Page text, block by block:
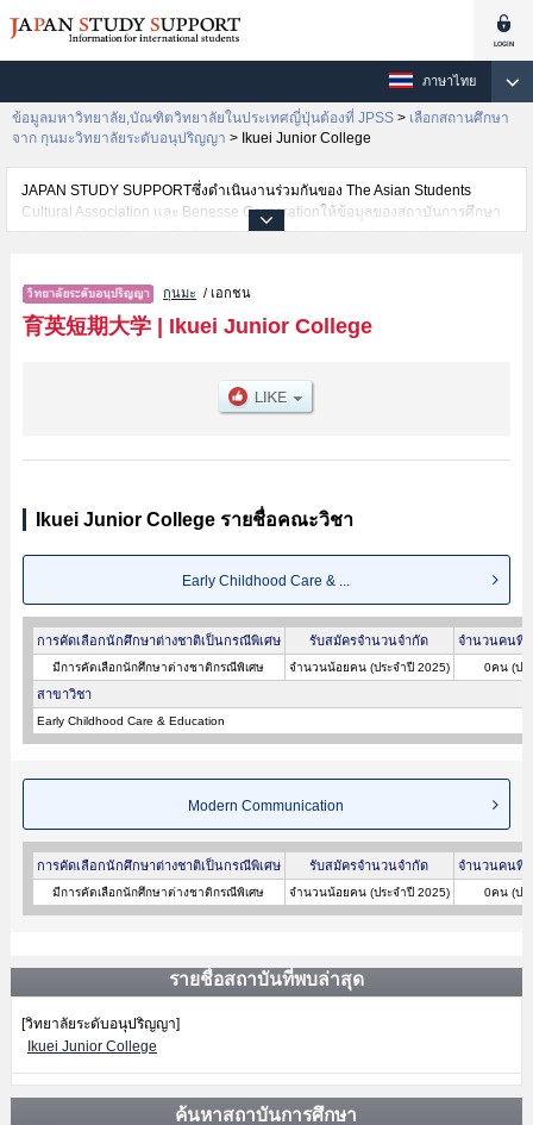
ภาษาไทย
ข้อมูลมหาวิทยาลัย,บัณฑิตวิทยาลัยในประเทศญี่ปุ่นต้องที่ JPSS > เลือกสถานศึกษา
จาก กุนมะวิทยาลัยระดับอนุปริญญา > Ikuei Junior College
JAPAN STUDY SUPPORTซึ่งดำเนินงานร่วมกันของ The Asian Students
Cultural Association และ Benesse Corporationให้ข้อมูลของสถาบันการศึกษา
ระดับมหาวิทยาลัย・บัณฑิตวิทยาลัย・วิทยาลัยระดับอนุปริญญา・วิทยาลัย
ชาติเช่นข้อมูลของแต่ละคณะ,ข้อมูลการสอบคัดเลือกเข้าศึกษาเช่นจำนวนคนที่รับ
สมัครหรือจำนวนคนที่ผ่านการสอบคัดเลือกเป็นต้น,แนะนำสถานที่,การเดินทาง
เป็นต้นไว้ด้วยดังนั้นขอเชิญใช้บริการค้นหาข้อมูลตามอัธยาศัย
กุนมะ / เอกชน
育英短期大学| Ikuei Junior College
Ikuei Junior College รายชื่อคณะวิชา
Early Childhood Care & ...
การคัดเลือกนักศึกษาต่างชาติเป็นกรณีพิเศษ รับสมัครจำนวนจำกัด จำนวนคนที่
มีการคัดเลือกนักศึกษาต่างชาติกรณีพิเศษ จำนวนน้อยคน (ประจำปี 2025) 0คน (ปร
สาขาวิชา
Early Childhood Care & Education
Modern Communication
การคัดเลือกนักศึกษาต่างชาติเป็นกรณีพิเศษ รับสมัครจำนวนจำกัด จำนวนคนที่
มีการคัดเลือกนักศึกษาต่างชาติกรณีพิเศษ จำนวนน้อยคน (ประจำปี 2025) 0คน (ปร
รายชื่อสถาบันที่พบล่าสุด
[วิทยาลัยระดับอนุปริญญา]
Ikuei Junior College
ค้นหาสถาบันการศึกษา